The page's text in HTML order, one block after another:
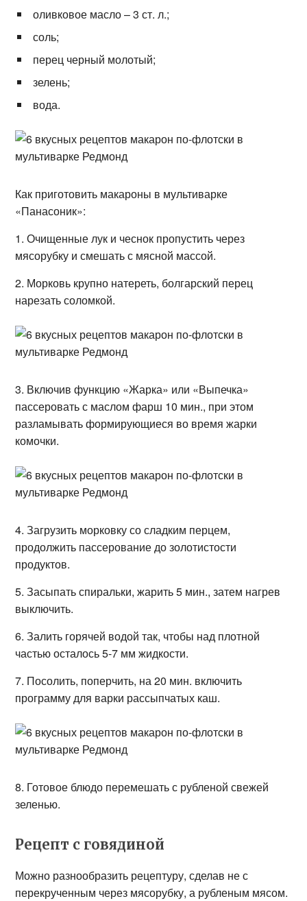
оливковое масло – 3 ст. л.;
соль;
перец черный молотый;
зелень;
вода.
Как приготовить макароны в мультиварке
«Панасоник»:
1. Очищенные лук и чеснок пропустить через
мясорубку и смешать с мясной массой.
2. Морковь крупно натереть, болгарский перец
нарезать соломкой.
3. Включив функцию «Жарка» или «Выпечка»
пассеровать с маслом фарш 10 мин., при этом
разламывать формирующиеся во время жарки
комочки.
4. Загрузить морковку со сладким перцем,
продолжить пассерование до золотистости
продуктов.
5. Засыпать спиральки, жарить 5 мин., затем нагрев
выключить.
6. Залить горячей водой так, чтобы над плотной
частью осталось 5-7 мм жидкости.
7. Посолить, поперчить, на 20 мин. включить
программу для варки рассыпчатых каш.
8. Готовое блюдо перемешать с рубленой свежей
зеленью.
Рецепт с говядиной
Можно разнообразить рецептуру, сделав не с
перекрученным через мясорубку, а рубленым мясом.